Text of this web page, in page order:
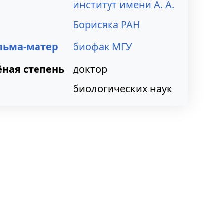
институт имени А. А.
Борисяка РАН
матер
биофак МГУ
степень
доктор
биологических наук